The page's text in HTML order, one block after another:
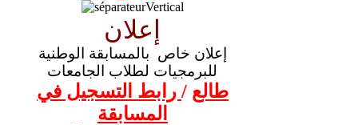
إعلان
إعلان خاص بالمسابقة الوطنية
للبرمجيات لطلاب الجامعات
طالع / رابط التسجيل في
المسابقة